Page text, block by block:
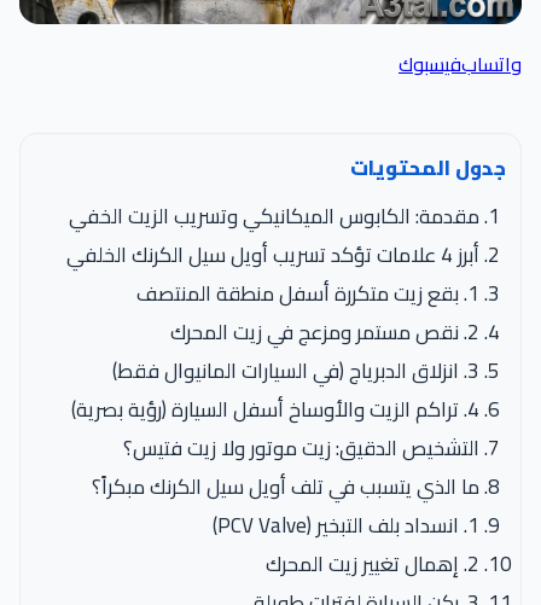
واتسابفيسبوك
جدول المحتويات
مقدمة: الكابوس الميكانيكي وتسريب الزيت الخفي
أبرز 4 علامات تؤكد تسريب أويل سيل الكرنك الخلفي
1. بقع زيت متكررة أسفل منطقة المنتصف
2. نقص مستمر ومزعج في زيت المحرك
3. انزلاق الدبرياج (في السيارات المانيوال فقط)
4. تراكم الزيت والأوساخ أسفل السيارة (رؤية بصرية)
التشخيص الدقيق: زيت موتور ولا زيت فتيس؟
ما الذي يتسبب في تلف أويل سيل الكرنك مبكراً؟
1. انسداد بلف التبخير (PCV Valve)
2. إهمال تغيير زيت المحرك